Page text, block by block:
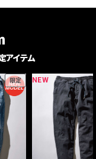
アイテム
限定 NEW